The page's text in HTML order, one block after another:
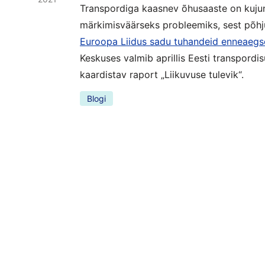
Transpordiga kaasnev õhusaaste on
märkimisväärseks probleemiks, sest
Euroopa Liidus sadu tuhandeid
Keskuses valmib aprillis Eesti
kaardistav raport „Liikuvuse tulevik“.
Blogi